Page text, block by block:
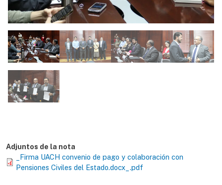
Adjuntos de la nota
_Firma UACH convenio de pago y colaboración con
Pensiones Civiles del Estado.docx_.pdf